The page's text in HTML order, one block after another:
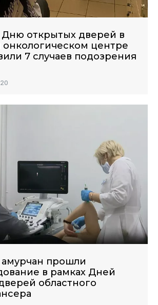
Дню открытых дверей в
онкологическом центре
7 случаев подозрения
прошли
в рамках Дней
областного